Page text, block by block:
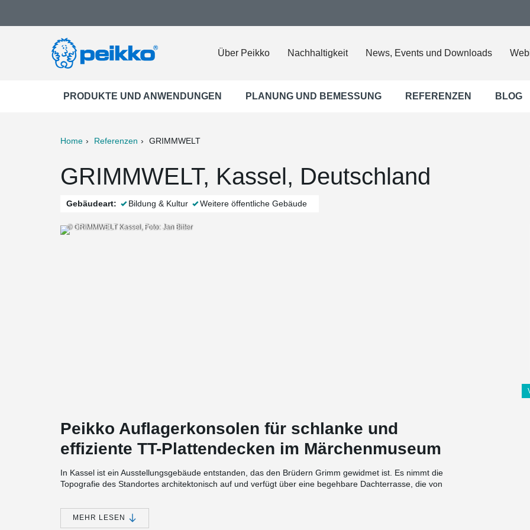
Über Peikko Nachhaltigkeit News, Events und Downloads
PRODUKTE UND ANWENDUNGEN PLANUNG UND BEMESSUNG REFERENZEN BLOG
Home Referenzen GRIMMWELT
GRIMMWELT, Kassel, Deutschland
Gebäudeart: Bildung & Kultur Weitere öffentliche Gebäude
© GRIMMWELT Kassel, Foto: Jan Bitter
Peikko Auflagerkonsolen für schlanke und
effiziente TT-Plattendecken im Märchenmuseum
In Kassel ist ein Ausstellungsgebäude entstanden, das den Brüdern Grimm gewidmet ist. Es nimmt die
Topografie des Standortes architektonisch auf und verfügt über eine begehbare Dachterrasse, die von
Plattendecken errichtet. Um deren effiziente Auflagerung zu gewährleisten und die Deckenhöhe
schlank zu gestalten, entschieden sich die Planer für TT-Plattenauflager von Peikko. Sie sorgen für
MEHR LESEN